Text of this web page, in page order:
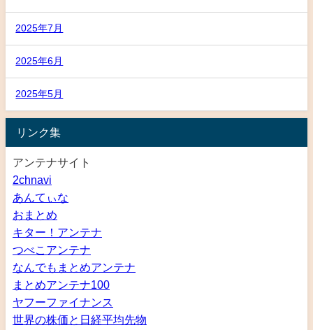
2025年7月
2025年6月
2025年5月
リンク集
アンテナサイト
2chnavi
あんてぃな
おまとめ
キター！アンテナ
つべこアンテナ
なんでもまとめアンテナ
まとめアンテナ100
ヤフーファイナンス
世界の株価と日経平均先物